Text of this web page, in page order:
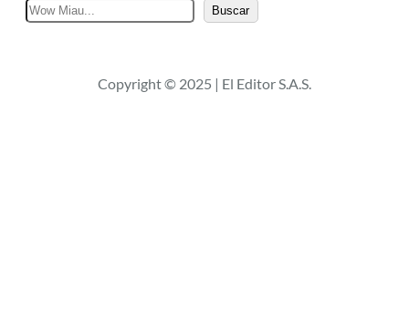
u
a
Buscar
Copyright © 2025 | El Editor S.A.S.